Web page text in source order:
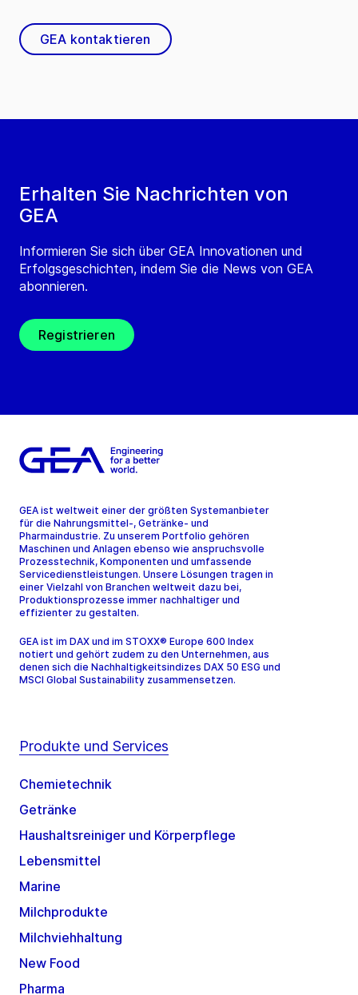
Erhalten Sie Nachrichten von
GEA
Informieren Sie sich über GEA Innovationen und
Erfolgsgeschichten, indem Sie die News von GEA
abonnieren.
Registrieren
GEA kontaktieren
GEA ist weltweit einer der größten Systemanbieter
für die Nahrungsmittel-, Getränke- und
Pharmaindustrie. Zu unserem Portfolio gehören
Maschinen und Anlagen ebenso wie anspruchsvolle
Prozesstechnik, Komponenten und umfassende
Servicedienstleistungen. Unsere Lösungen tragen in
einer Vielzahl von Branchen weltweit dazu bei,
Produktionsprozesse immer nachhaltiger und
effizienter zu gestalten.
GEA ist im DAX und im STOXX® Europe 600 Index
notiert und gehört zudem zu den Unternehmen, aus
denen sich die Nachhaltigkeitsindizes DAX 50 ESG und
MSCI Global Sustainability zusammensetzen.
Produkte und Services
Chemietechnik
Getränke
Haushaltsreiniger und Körperpflege
Lebensmittel
Marine
Milchprodukte
Milchviehhaltung
New Food
Pharma